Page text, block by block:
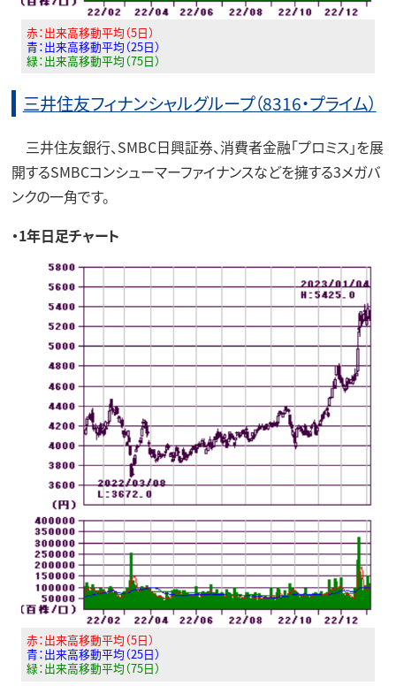
赤：出来高移動平均（5日）
青：出来高移動平均（25日）
緑：出来高移動平均（75日）
三井住友フィナンシャルグループ（8316・プライム）
三井住友銀行、SMBC日興証券、消費者金融「プロミス」を展
開するSMBCコンシューマーファイナンスなどを擁する3メガバ
ンクの一角です。
・1年日足チャート
赤：出来高移動平均（5日）
青：出来高移動平均（25日）
緑：出来高移動平均（75日）